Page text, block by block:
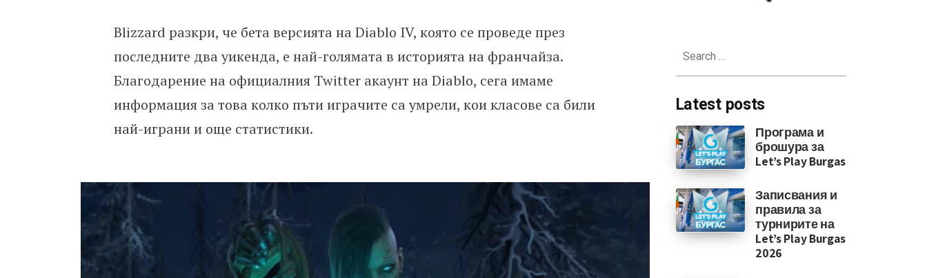
Blizzard разкриха най-популярните класове от бетата на Diablo 4
Blizzard разкри, че бета версията на Diablo IV, която се проведе през
последните два уикенда, е най-голямата в историята на франчайза.
Благодарение на официалния Twitter акаунт на Diablo, сега имаме
информация за това колко пъти играчите са умрели, кои класове са били
най-играни и още статистики.
for:
Latest posts
Програма и
брошура за
Let’s Play Burgas
Записвания и
правила за
турнирите на
Let’s Play Burgas
2026